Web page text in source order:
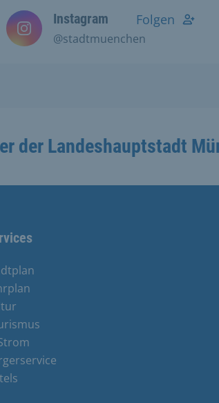
Instagram
@stadtmuenchen
Folgen
der Landeshauptstadt